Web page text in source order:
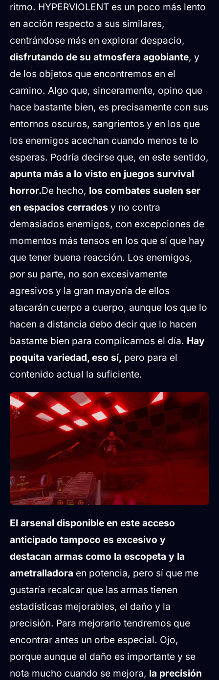
ritmo. HYPERVIOLENT es un poco más lento
en acción respecto a sus similares,
centrándose más en explorar despacio,
disfrutando de su atmosfera agobiante, y
de los objetos que encontremos en el
camino. Algo que, sinceramente, opino que
hace bastante bien, es precisamente con sus
entornos oscuros, sangrientos y en los que
los enemigos acechan cuando menos te lo
esperas. Podría decirse que, en este sentido,
apunta más a lo visto en juegos survival
horror.De hecho, los combates suelen ser
en espacios cerrados y no contra
demasiados enemigos, con excepciones de
momentos más tensos en los que sí que hay
que tener buena reacción. Los enemigos,
por su parte, no son excesivamente
agresivos y la gran mayoría de ellos
atacarán cuerpo a cuerpo, aunque los que lo
hacen a distancia debo decir que lo hacen
bastante bien para complicarnos el día. Hay
poquita variedad, eso sí, pero para el
contenido actual la suficiente.
El arsenal disponible en este acceso
anticipado tampoco es excesivo y
destacan armas como la escopeta y la
ametralladora en potencia, pero sí que me
gustaría recalcar que las armas tienen
estadísticas mejorables, el daño y la
precisión. Para mejorarlo tendremos que
encontrar antes un orbe especial. Ojo,
porque aunque el daño es importante y se
nota mucho cuando se mejora, la precisión